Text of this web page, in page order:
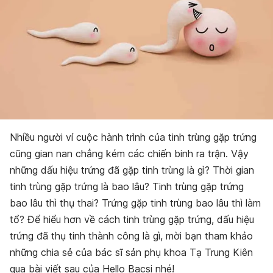
Nhiều người ví cuộc hành trình của tinh trùng gặp trứng
cũng gian nan chẳng kém các chiến binh ra trận. Vậy
những dấu hiệu trứng đã gặp tinh trùng là gì? Thời gian
tinh trùng gặp trứng là bao lâu? Tinh trùng gặp trứng
bao lâu thì thụ thai? Trứng gặp tinh trùng bao lâu thì làm
tổ? Để hiểu hơn về cách tinh trùng gặp trứng, dấu hiệu
trứng đã thụ tinh thành công là gì, mời bạn tham khảo
những chia sẻ của bác sĩ sản phụ khoa Tạ Trung Kiên
qua bài viết sau của Hello Bacsi nhé!